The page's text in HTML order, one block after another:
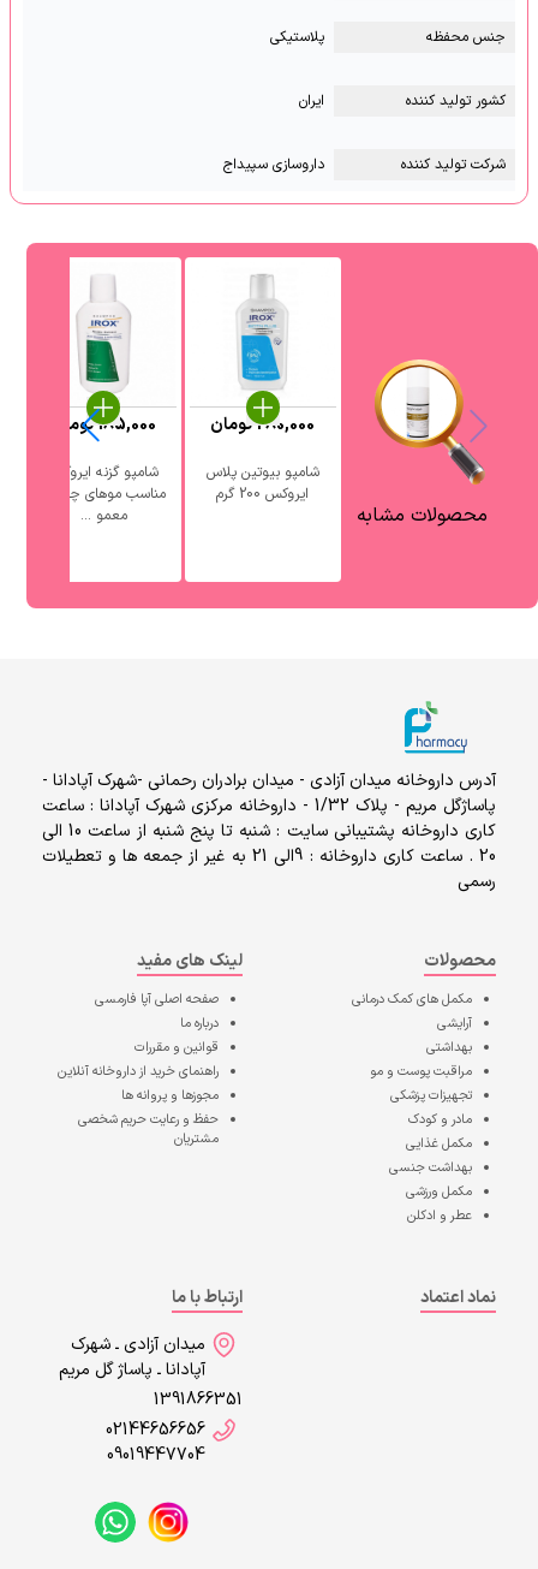
جنس محفظه پلاستیکی
کشور تولید کننده ایران
شرکت تولید کننده داروسازی سپیداج
محصولات مشابه
شامپو بیوتین پلاس
ایروکس 200 گرم
280,000تومان
شامپو گزنه ایروکس
مناسب موهای چرب و
معمو ...
185,000تومان
آدرس داروخانه میدان آزادی - میدان برادران رحمانی -شهرک آپادانا -
پاساژگل مریم - پلاک 1/32 - داروخانه مرکزی شهرک آپادانا : ساعت
کاری داروخانه پشتیبانی سایت : شنبه تا پنج شنبه از ساعت 10 الی
20 . ساعت کاری داروخانه : 9الی 21 به غیر از جمعه ها و تعطیلات
رسمی
محصولات
مکمل های کمک درمانی
آرایشی
بهداشتی
مراقبت پوست و مو
تجهیزات پزشکی
مادر و کودک
مکمل غذایی
بهداشت جنسی
مکمل ورزشی
عطر و ادکلن
لینک های مفید
صفحه اصلیآپا فارمسی
درباره ما
قوانین و مقررات
راهنمای خرید از داروخانه آنلاین
مجوزها و پروانه ها
حفظ و رعایت حریم شخصی
مشتریان
نماد اعتماد
ارتباط با ما
میدان آزادی ـ شهرک
آپادانا ـ پاساژ گل مریم
1391866351
02144656656
09019447704